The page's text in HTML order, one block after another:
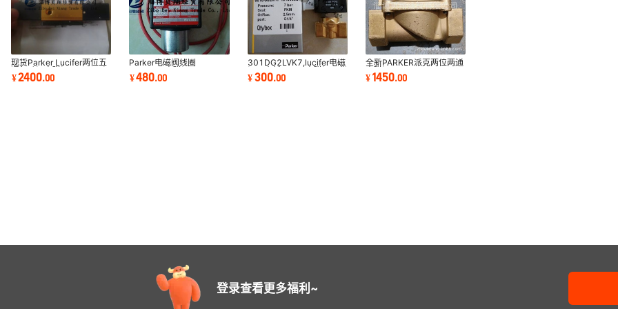
现货Parker Lucifer两位五
通气动阀电磁阀347N31阀
体
¥2400.00
Parker电磁阀线圈
SKINNER电磁阀 H111Q3
AC230V现货正品
¥480.00
301DG2LVK7,lucifer电磁
阀，全新parker电磁阀现货
正品
¥300.00
全新PARKER派克两位两通
电磁阀7321BGN00-
481865C2 24VDC 9W
¥1450.00
登录查看更多福利~